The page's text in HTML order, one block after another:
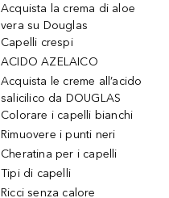
Acquista la crema di aloe
vera su Douglas
Capelli crespi
ACIDO AZELAICO
Acquista le creme all’acido
salicilico da DOUGLAS
Colorare i capelli bianchi
Rimuovere i punti neri
Cheratina per i capelli
Tipi di capelli
Ricci senza calore